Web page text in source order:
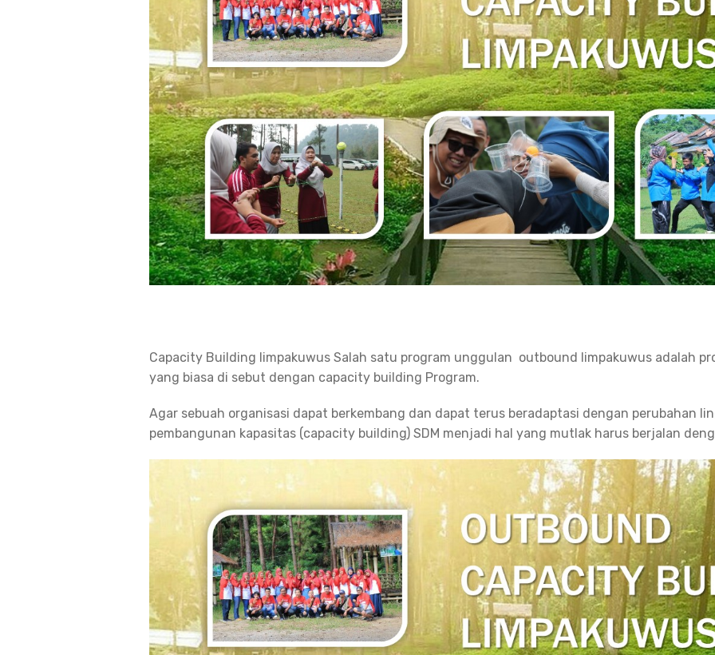
Capacity Building limpakuwus Salah satu program unggulan outbound limpakuwus adalah
yang biasa di sebut dengan capacity building Program.
Agar sebuah organisasi dapat berkembang dan dapat terus beradaptasi dengan perubahan
pembangunan kapasitas (capacity building) SDM menjadi hal yang mutlak harus berjalan